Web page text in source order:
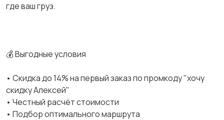
где ваш груз.
💰 Выгодные условия
• Скидка до 14% на первый заказ по промкоду "хочу
скидку Алексей"
• Честный расчёт стоимости
• Подбор оптимального маршрута